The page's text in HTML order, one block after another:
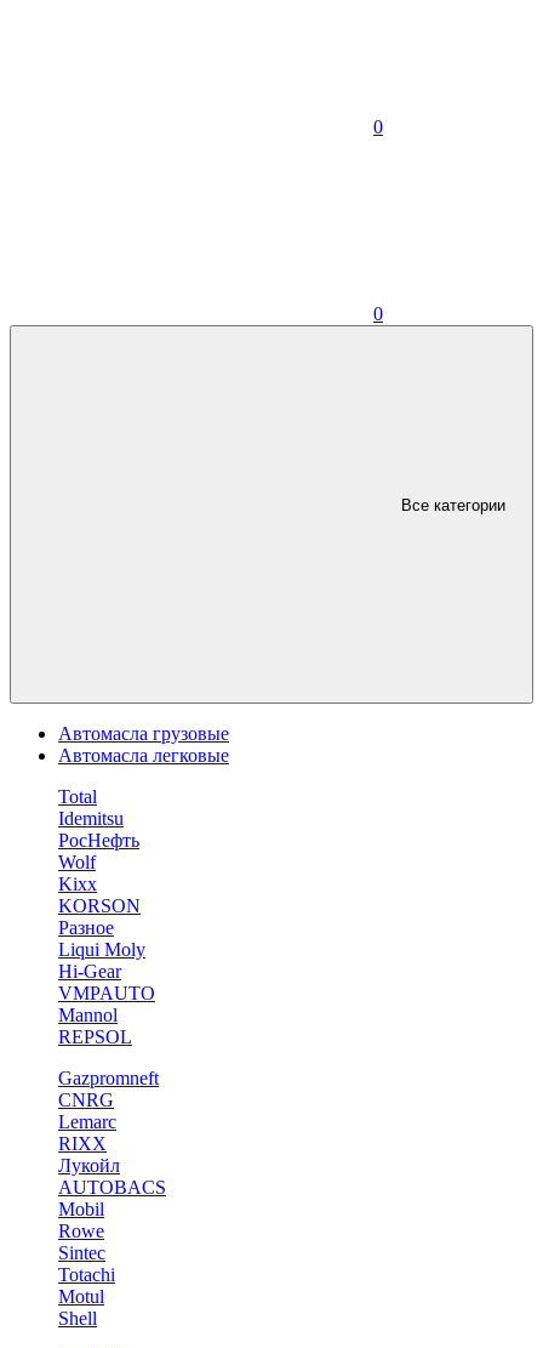
0
0
Все категории
Автомасла грузовые
Автомасла легковые
Total
Idemitsu
РосНефть
Wolf
Kixx
KORSON
Разное
Liqui Moly
Hi-Gear
VMPAUTO
Mannol
REPSOL
Gazpromneft
CNRG
Lemarc
RIXX
Лукойл
AUTOBACS
Mobil
Rowe
Sintec
Totachi
Motul
Shell